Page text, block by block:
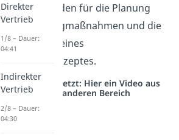
ist dein Leitfaden für die Planung
von Marketingmaßnahmen und die
Umsetzung deines
Marketingkonzeptes.
Studyflix vernetzt: Hier ein Video aus
einem anderen Bereich
Direkter
Vertrieb
1/8 – Dauer:
04:41
Indirekter
Vertrieb
2/8 – Dauer:
04:30